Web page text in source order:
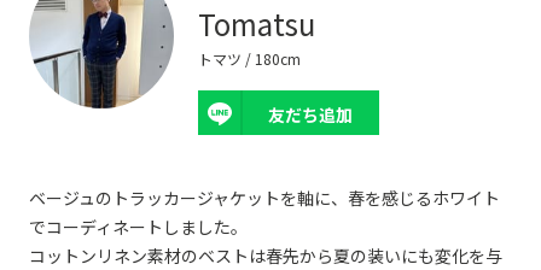
Tomatsu
トマツ / 180cm
友だち追加
ベージュのトラッカージャケットを軸に、春を感じるホワイト
でコーディネートしました。
コットンリネン素材のベストは春先から夏の装いにも変化を与